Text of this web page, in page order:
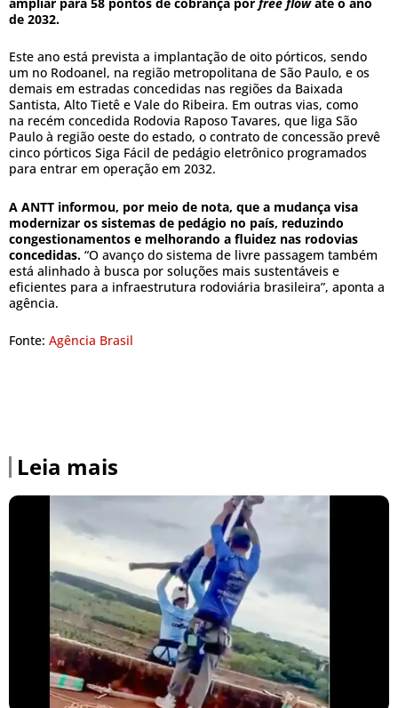
de 2032.
Este ano está prevista a implantação de oito pórticos, sendo
um no Rodoanel, na região metropolitana de São Paulo, e os
demais em estradas concedidas nas regiões da Baixada
Santista, Alto Tietê e Vale do Ribeira. Em outras vias, como
na recém concedida Rodovia Raposo Tavares, que liga São
Paulo à região oeste do estado, o contrato de concessão prevê
cinco pórticos Siga Fácil de pedágio eletrônico programados
para entrar em operação em 2032.
A ANTT informou, por meio de nota, que a mudança visa
modernizar os sistemas de pedágio no país, reduzindo
congestionamentos e melhorando a fluidez nas rodovias
concedidas. “O avanço do sistema de livre passagem também
está alinhado à busca por soluções mais sustentáveis e
eficientes para a infraestrutura rodoviária brasileira”, aponta a
agência.
Fonte: Agência Brasil
Leia mais